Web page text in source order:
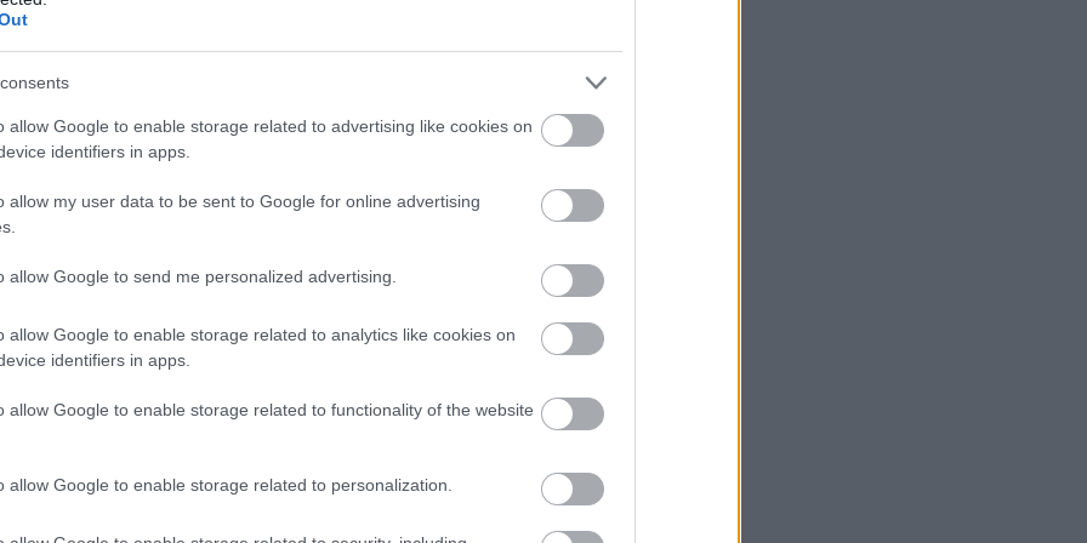
allow Google to enable storage related to advertising like cookies on
identifiers in apps.
allow my user data to be sent to Google for online advertising
allow Google to send me personalized advertising.
allow Google to enable storage related to analytics like cookies on
identifiers in apps.
allow Google to enable storage related to functionality of the website
allow Google to enable storage related to personalization.
τονΓιώργο Αγγελόπουλουνα απαντάει ότι
επιστρέψει στο ΣΕΦ.
Ελπίζουμε να γίνουν σύντομα βασικές
η πρώτη φάση και να μπορεί ο Ολυμπιακός
δεν έχουμε κάτι περισσότερο, πιθανότατα τις